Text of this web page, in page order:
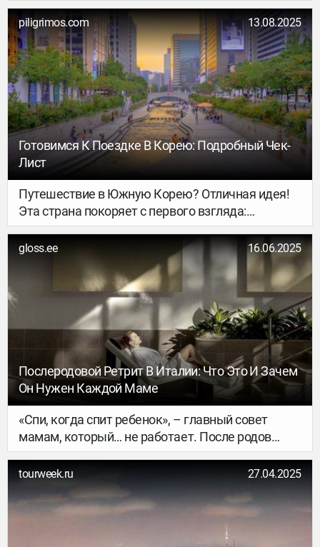
городам и тех, кому неважно, куда ехать,
главное, чтобы там было весело и необычно.
piligrimos.com 13.08.2025
Готовимся К Поездке В Корею: Подробный Чек-
Лист
Путешествие в Южную Корею? Отличная идея!
Эта страна покоряет с первого взгляда:
современные города, старинные дворцы,
уличная еда, высокие технологии и
неповторимая атмосфера. Но чтобы поездка
прошла без стресса и неприятных сюрпризов,
важно хорошо подготовиться к ней. Мы собрали
подробный чек-лист, который сделает
путешествие простым и организованным.
gloss.ee 16.06.2025
Послеродовой Ретрит В Италии: Что Это И Зачем
Он Нужен Каждой Маме
«Спи, когда спит ребенок», – главный совет
мамам, который… не работает. После родов
женщина полностью переключается на
малыша. График расписан под сны и кормления.
Время, силы и внимание – уходят на заботу,
часто с полным отсутствием заботы о себе. И
если мама отдает все ребенку, кто отдает что-то
tourweek.ru 27.04.2025